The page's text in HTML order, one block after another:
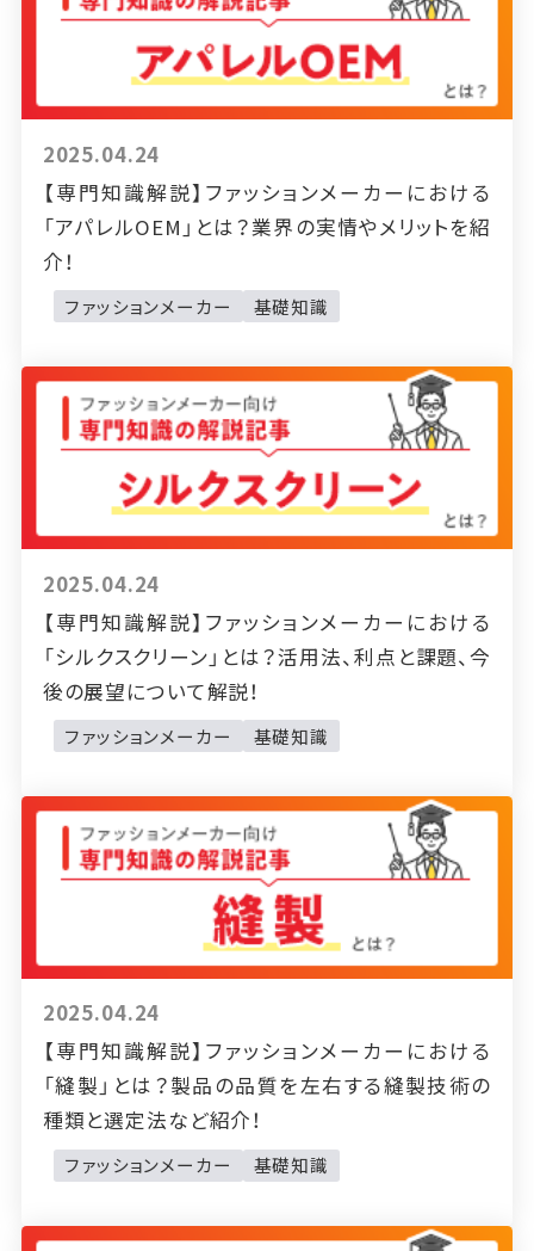
2025.04.24
【専門知識解説】ファッションメーカーにおける
「アパレルOEM」とは？業界の実情やメリットを紹
介！
ファッションメーカー 基礎知識
2025.04.24
【専門知識解説】ファッションメーカーにおける
「シルクスクリーン」とは？活用法、利点と課題、今
後の展望について解説！
ファッションメーカー 基礎知識
2025.04.24
【専門知識解説】ファッションメーカーにおける
「縫製」とは？製品の品質を左右する縫製技術の
種類と選定法など紹介！
ファッションメーカー 基礎知識